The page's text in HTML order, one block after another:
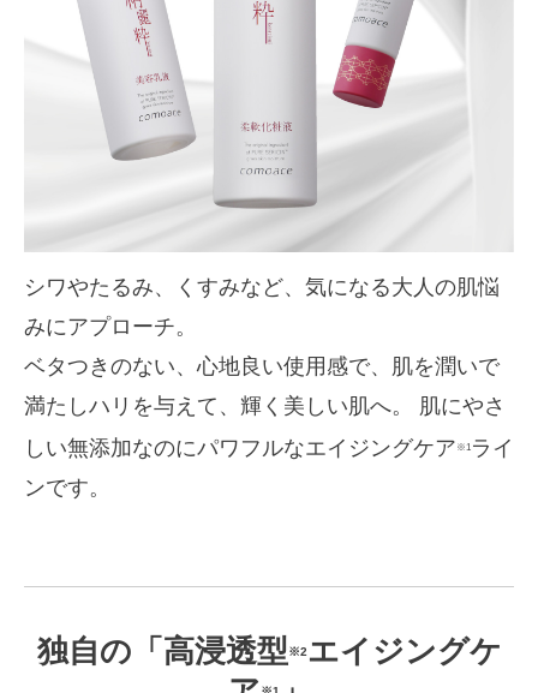
シワやたるみ、くすみなど、気になる大人の肌悩
みにアプローチ。
ベタつきのない、心地良い使用感で、肌を潤いで
満たしハリを与えて、輝く美しい肌へ。 肌にやさ
しい無添加なのにパワフルなエイジングケア ※1 ライ
ンです。
独自の「高浸透型※2エイジングケ